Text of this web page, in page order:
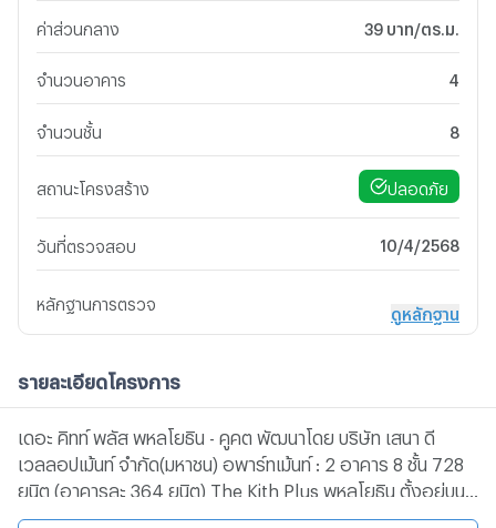
ค่าส่วนกลาง 39 บาท/ตร.ม.
จำนวนอาคาร 4
จำนวนชั้น 8
สถานะโครงสร้าง ปลอดภัย
วันที่ตรวจสอบ 10/4/2568
หลักฐานการตรวจ
ดูหลักฐาน
รายละเอียดโครงการ
เดอะ คิทท์ พลัส พหลโยธิน - คูคต พัฒนาโดย บริษัท เสนา ดี
เวลลอปเม้นท์ จำกัด(มหาชน) อพาร์ทเม้นท์ : 2 อาคาร 8 ชั้น 728
ยูนิต (อาคารละ 364 ยูนิต) The Kith Plus พหลโยธิน ตั้งอยู่บน